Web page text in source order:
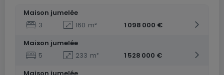
Maison jumelée
3
160 m²
1 098 000 €
Maison jumelée
5
233 m²
1 528 000 €